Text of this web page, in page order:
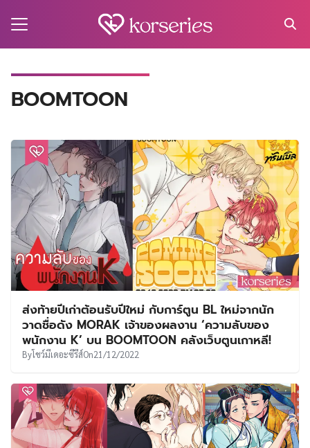
BOOMTOON
ส่งท้ายปีเก่าต้อนรับปีใหม่ กับการ์ตูน BL ใหม่จากนัก
วาดชื่อดัง MORAK เจ้าของผลงาน ‘ความลับของ
พนักงาน K’ บน BOOMTOON คลังเว็บตูนเกาหลี!
Byโชว์มีเดอะซีรีส์On21/12/2022